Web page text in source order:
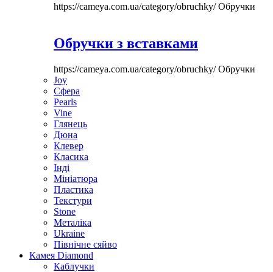
https://cameya.com.ua/category/obruchky/Обручки
Обручки з вставками
https://cameya.com.ua/category/obruchky/Обручки
Joy
Сфера
Pearls
Vine
Глянець
Дюна
Клевер
Класика
Інді
Мініатюра
Пластика
Текстури
Stone
Металіка
Ukraine
Північне сяйво
Камея Diamond
Каблучки